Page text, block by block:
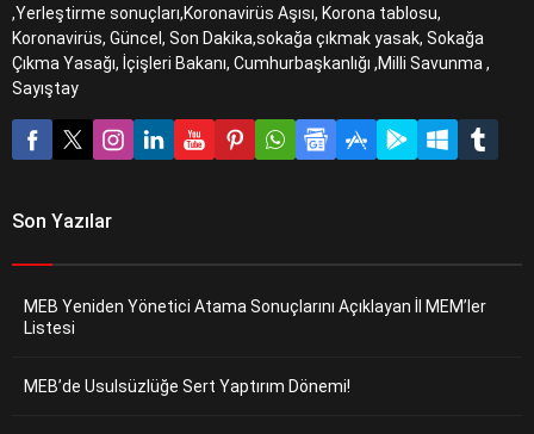
,Yerleştirme sonuçları,Koronavirüs Aşısı, Korona tablosu,
Koronavirüs, Güncel, Son Dakika,sokağa çıkmak yasak, Sokağa
Çıkma Yasağı, İçişleri Bakanı, Cumhurbaşkanlığı ,Milli Savunma ,
Sayıştay
Son Yazılar
MEB Yeniden Yönetici Atama Sonuçlarını Açıklayan İl MEM’ler
Listesi
MEB’de Usulsüzlüğe Sert Yaptırım Dönemi!